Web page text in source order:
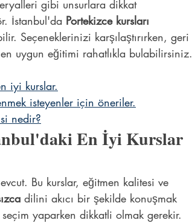
gibi unsurlara dikkat
İstanbul'da Portekizce kursları
Seçeneklerinizi karşılaştırırken, geri
uygun eğitimi rahatlıkla bulabilirsiniz.
iyi kurslar.
isteyenler için öneriler.
nedir?
En İyi Kurslar
Bu kurslar, eğitmen kalitesi ve
dilini akıcı bir şekilde konuşmak
yaparken dikkatli olmak gerekir.